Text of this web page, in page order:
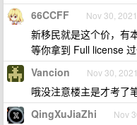
66CCFF Nov 30, 2021
新移民就是这个价，有
等你拿到 Full license 过
Vancion Nov 30,
哦没注意楼主是才考了
QingXuJiaZhi Nov